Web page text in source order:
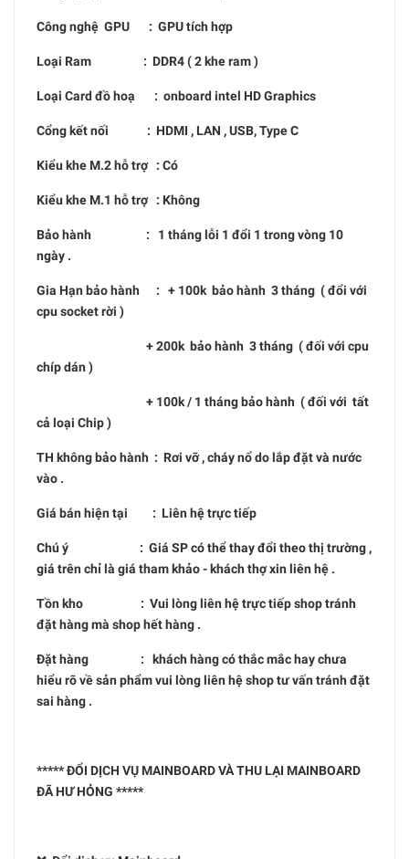
Công nghệ GPU : GPU tích hợp
Loại Ram : DDR4 ( 2 khe ram )
Loại Card đồ hoạ : onboard intel HD Graphics
Cổng kết nối : HDMI , LAN , USB, Type C
Kiểu khe M.2 hỗ trợ : Có
Kiểu khe M.1 hỗ trợ : Không
Bảo hành : 1 tháng lỗi 1 đổi 1 trong vòng 10
ngày .
Gia Hạn bảo hành : + 100k bảo hành 3 tháng ( đổi với
cpu socket rời )
+ 200k bảo hành 3 tháng ( đối với cpu
chíp dán )
+ 100k / 1 tháng bảo hành ( đối với tất
cả loại Chip )
TH không bảo hành : Rơi vỡ , cháy nổ do lắp đặt và nước
vào .
Giá bán hiện tại : Liên hệ trực tiếp
Chú ý : Giá SP có thể thay đổi theo thị trường ,
giá trên chỉ là giá tham khảo - khách thợ xin liên hệ .
Tồn kho : Vui lòng liên hệ trực tiếp shop tránh
đặt hàng mà shop hết hàng .
Đặt hàng : khách hàng có thắc mắc hay chưa
hiểu rõ về sản phẩm vui lòng liên hệ shop tư vấn tránh đặt
sai hàng .
***** ĐỔI DỊCH VỤ MAINBOARD VÀ THU LẠI MAINBOARD
ĐÃ HƯ HỎNG *****